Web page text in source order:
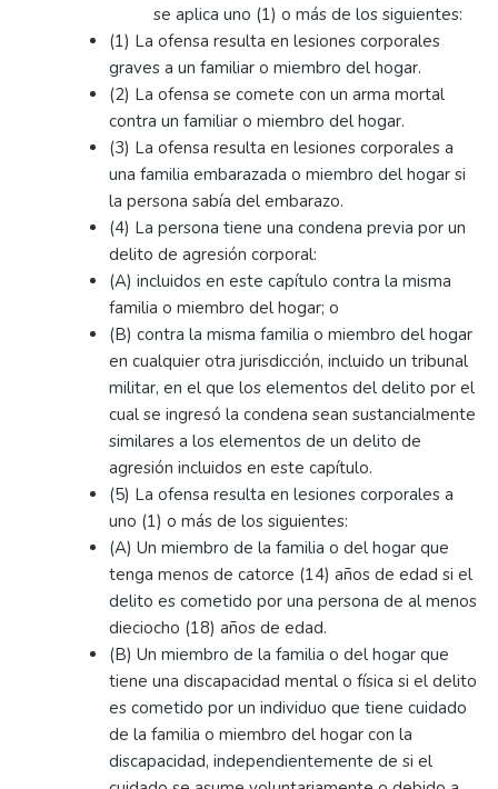
se aplica uno (1) o más de los siguientes:
(1) La ofensa resulta en lesiones corporales
graves a un familiar o miembro del hogar.
(2) La ofensa se comete con un arma mortal
contra un familiar o miembro del hogar.
(3) La ofensa resulta en lesiones corporales a
una familia embarazada o miembro del hogar si
la persona sabía del embarazo.
(4) La persona tiene una condena previa por un
delito de agresión corporal:
(A) incluidos en este capítulo contra la misma
familia o miembro del hogar; o
(B) contra la misma familia o miembro del hogar
en cualquier otra jurisdicción, incluido un tribunal
militar, en el que los elementos del delito por el
cual se ingresó la condena sean sustancialmente
similares a los elementos de un delito de
agresión incluidos en este capítulo.
(5) La ofensa resulta en lesiones corporales a
uno (1) o más de los siguientes:
(A) Un miembro de la familia o del hogar que
tenga menos de catorce (14) años de edad si el
delito es cometido por una persona de al menos
dieciocho (18) años de edad.
(B) Un miembro de la familia o del hogar que
tiene una discapacidad mental o física si el delito
es cometido por un individuo que tiene cuidado
de la familia o miembro del hogar con la
discapacidad, independientemente de si el